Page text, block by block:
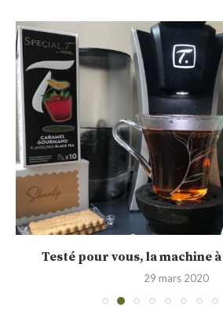
Testé pour vous, la machine à
29 mars 2020